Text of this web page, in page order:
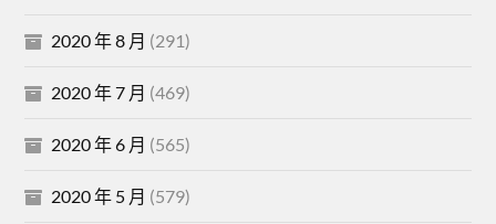
2020 年 8 月 (291)
2020 年 7 月 (469)
2020 年 6 月 (565)
2020 年 5 月 (579)